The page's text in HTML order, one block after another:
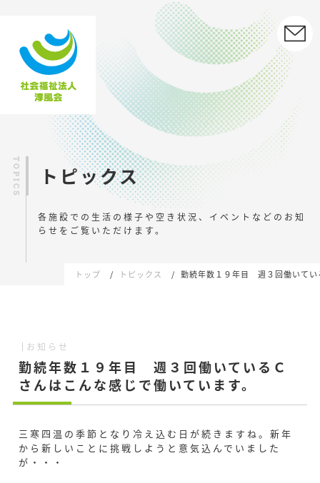
トピックス
各施設での生活の様子や空き状況、イベントなどの お知
らせをご覧いただけます。
トップ トピックス 勤続年数１９年目 週３回働いてい
お知らせ
勤続年数１９年目 週３回働いているＣ
さんはこんな感じで働いています。
三寒四温の季節となり冷え込む日が続きますね。新年
から新しいことに挑戦しようと意気込んでいました
が・・・